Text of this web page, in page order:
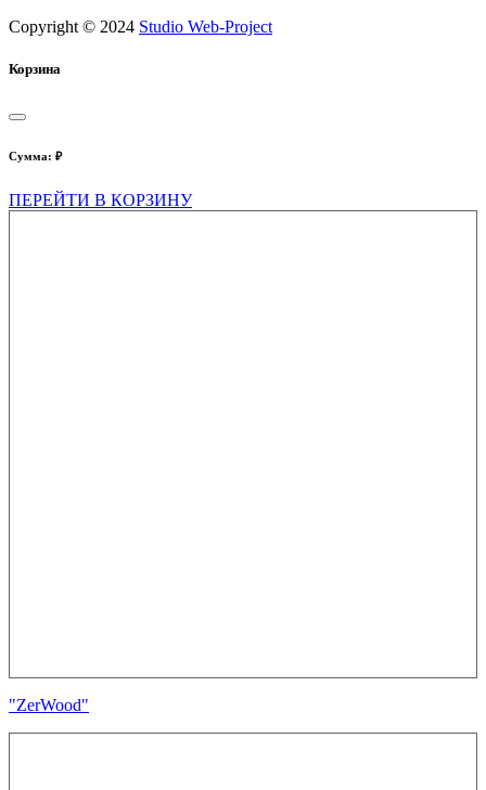
Copyright © 2024 Studio Web-Project
Корзина
Сумма: ₽
ПЕРЕЙТИ В КОРЗИНУ
"ZerWood"